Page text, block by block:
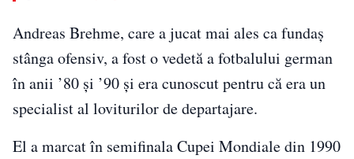
Andreas Brehme, care a jucat mai ales ca fundaș
stânga ofensiv, a fost o vedetă a fotbalului german
în anii ’80 și ’90 și era cunoscut pentru că era un
specialist al loviturilor de departajare.
El a marcat în semifinala Cupei Mondiale din 1990